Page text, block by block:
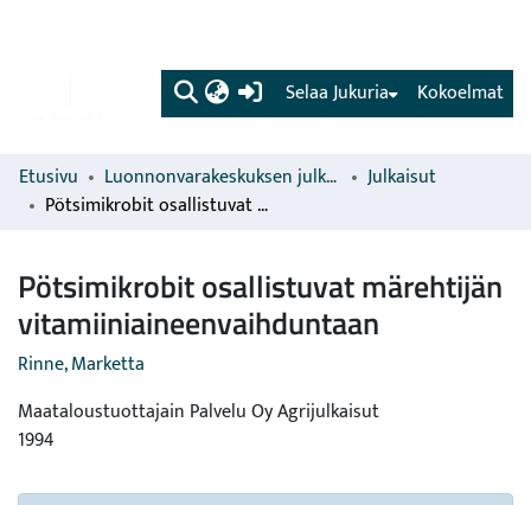
(current) Kokoelmat
Selaa Jukuria
Etusivu Luonnonvarakeskuksen julkaisut
Julkaisut
Pötsimikrobit osallistuvat märehtijän vitamiiniaineenvaihduntaan
Pötsimikrobit osallistuvat märehtijän
vitamiiniaineenvaihduntaan
Rinne, Marketta
Maataloustuottajain Palvelu Oy Agrijulkaisut
1994